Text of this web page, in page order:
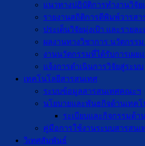
แนวทางปฏิบัติการทำงานวิจัย
รายงานสถิติการตีพิมพ์วารสา
ประเด็นวิจัยมุ่งเป้า และรายล
ผลงานทางวิชาการ นวัตกรร
งานนวัตกรรมที่ได้รับการเผย
แจ้งการดำเนินการวิจัยสู่ระบบ
เทคโนโลยีสารสนเทศ
ระบบข้อมูลสารสนเทศคณะฯ
นโยบายและพันธกิจด้านเทค
ระเบียบและกิจกรรมด้า
คู่มือการใช้งานระบบสารสนเ
วิเทศสัมพันธ์